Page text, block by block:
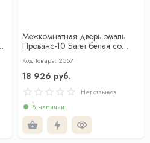
Межкомнатная дверь эмаль
Прованс-10 Багет белая со
стеклом сатинат
Код Товара: 2557
18 926 руб.
Нет отзывов
В наличии